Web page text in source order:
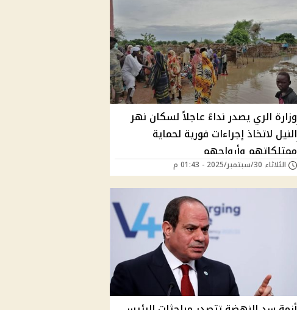
وزارة الري يصدر نداءً عاجلاً لسكان نهر
النيل لاتخاذ إجراءات فورية لحماية
ممتلكاتهم وأرواحهم
الثلاثاء 30/سبتمبر/2025 - 01:43 م